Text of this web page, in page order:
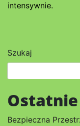
intensywnie.
Szukaj
Bezpieczna